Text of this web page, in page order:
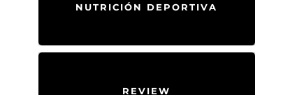
NUTRICIÓN DEPORTIVA
REVIEW